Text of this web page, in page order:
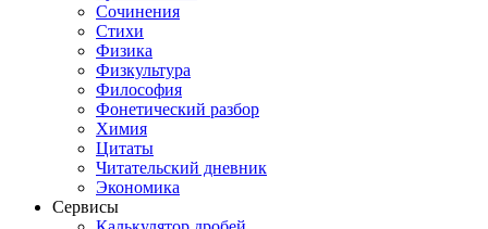
Сочинения
Стихи
Физика
Физкультура
Философия
Фонетический разбор
Химия
Цитаты
Читательский дневник
Экономика
Сервисы